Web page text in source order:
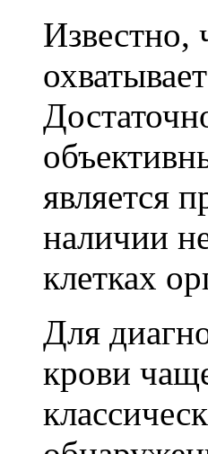
Известно,
является
наличии
клетках
Для
крови